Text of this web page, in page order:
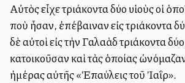
Αὐτὸς εἶχε τριάκοντα δύο υἱοὺς οἱ
ποὺ ἦσαν, ἐπέβαιναν εἰς τριάκοντα
δὲ αὐτοὶ εἰς τὴν Γαλαὰδ τριάκοντα
κατοικοῦσαν καὶ τὰς ὁποίας
ἡμέρας αὐτῆς «Ἐπαύλεις τοῦ Ἰαΐρ».